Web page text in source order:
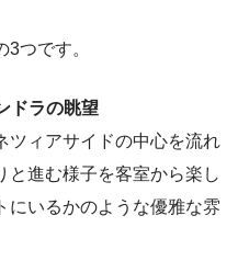
つです。
ドラの眺望
ツィアサイドの中心を流れ
と進む様子を客室から楽し
にいるかのような優雅な雰